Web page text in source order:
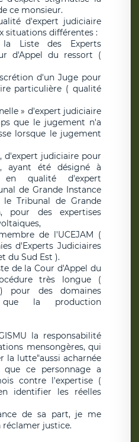
ce monsieur.
d'expert judiciaire
situations différentes :
Liste des Experts
d'Appel du ressort (
d'un Juge pour
particulière ( qualité
» d'expert judiciaire
que le jugement n'a
lorsque le jugement
d'expert judiciaire pour
ayant été désigné à
en qualité d'expert
de Grande Instance
Tribunal de Grande
pour des expertises
de l'UCEJAM (
d'Experts Judiciaires
du Sud Est ).
de la Cour d'Appel du
très longue (
pour des domaines
la production
la responsabilité
mensongères, qui
la lutte"aussi acharnée
que ce personnage a
contre l'expertise (
identifier les réelles
de sa part, je me
réclamer justice.